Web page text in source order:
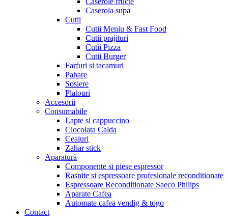
Caserola supa
Cutii
Cutii Meniu & Fast Food
Cutii prajituri
Cutii Pizza
Cutii Burger
Farfuri si tacamuri
Pahare
Sosiere
Platouri
Accesorii
Consumabile
Lapte si cappuccino
Ciocolata Calda
Ceaiuri
Zahar stick
Aparatură
Componente si piese espressor
Rasnite si espressoare profesionale reconditionate
Espressoare Reconditionate Saeco Philips
Aparate Cafea
Automate cafea vendig & togo
Contact